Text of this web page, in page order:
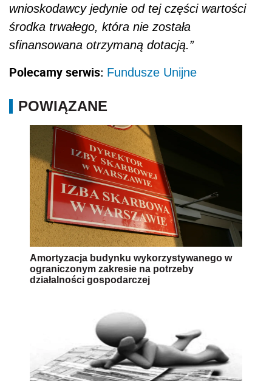
wnioskodawcy jedynie od tej części wartości
środka trwałego, która nie została
sfinansowana otrzymaną dotacją.”
Polecamy serwis: Fundusze Unijne
POWIĄZANE
Amortyzacja budynku wykorzystywanego w
ograniczonym zakresie na potrzeby
działalności gospodarczej